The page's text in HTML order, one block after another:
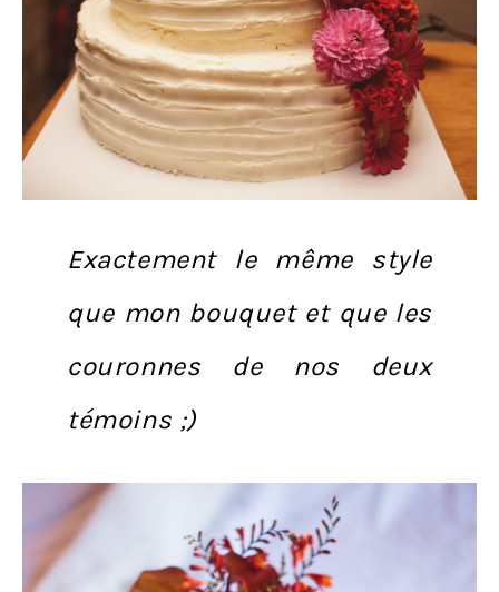
Exactement le même style
que mon bouquet et que les
couronnes de nos deux
témoins ;)